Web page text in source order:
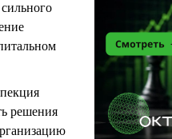
решения